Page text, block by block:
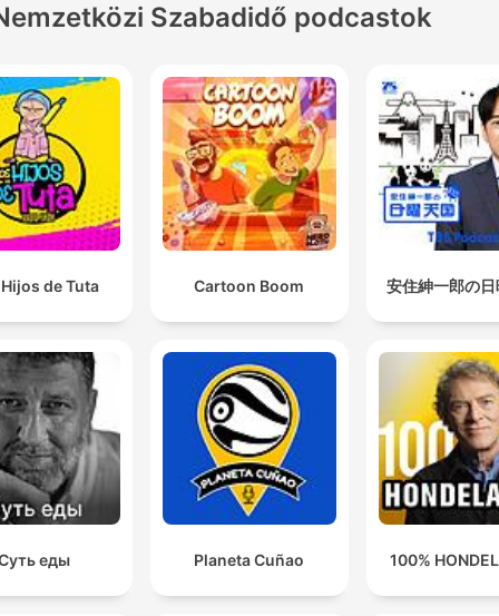
Szabadidő podcastok
de Tuta Cartoon Boom 安住紳一郎の
еды Planeta Cuñao 100%